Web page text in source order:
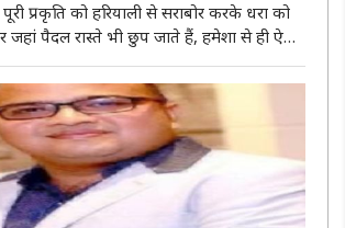
पैदल रास्ते भी छुप जाते हैं, हमेशा से ही ऐसा
और बाढ़ आदि खतरों से भरा रहा है।
के महीनों को चौमासा कहा जाता था, जिनमें